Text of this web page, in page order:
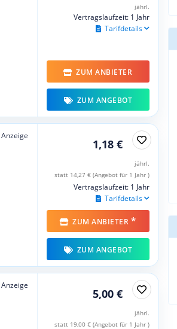
jährl.
Vertragslaufzeit: 1 Jahr
Tarifdetails
ZUM ANBIETER
ZUM ANGEBOT
Anzeige
1,18 €
jährl.
statt 14,27 € (Angebot für 1 Jahr )
Vertragslaufzeit: 1 Jahr
Tarifdetails
ZUM ANBIETER *
ZUM ANGEBOT
Anzeige
5,00 €
jährl.
statt 19,00 € (Angebot für 1 Jahr )